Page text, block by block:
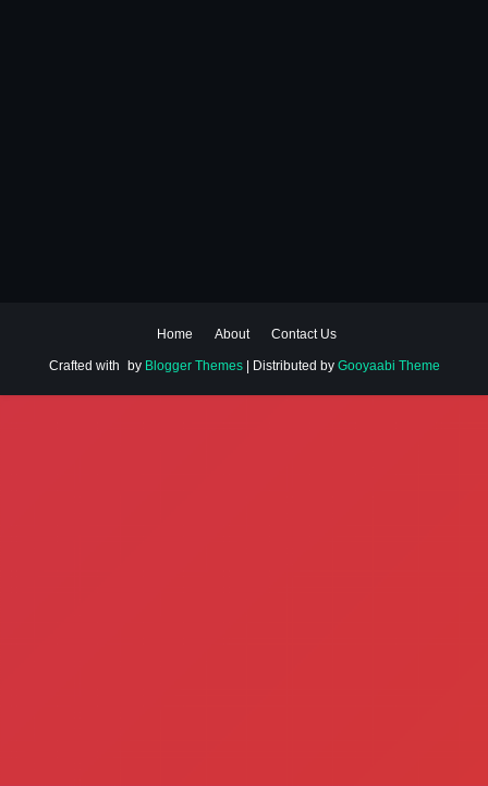
Home About Contact Us
Crafted with by Blogger Themes| Distributed by Gooyaabi Theme